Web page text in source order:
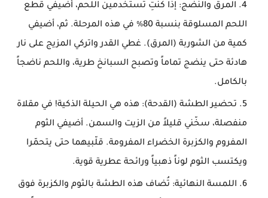
المرق والنضج: إذا كنتِ تستخدمين اللحم، أضيفي قطع
اللحم المسلوقة بنسبة 80٪ في هذه المرحلة. ثم، أضيفي
كمية من الشوربة (المرق). غطي القدر واتركي المزيج على نار
هادئة حتى ينضج تماماً وتصبح السبانخ طرية، واللحم ناضجاً
بالكامل.
تحضير الطشة (القدحة): هذه هي الحيلة الذكية! في مقلاة
منفصلة، سخّني قليلاً من الزيت والسمن. أضيفي الثوم
المفروم والكزبرة الخضراء المفرومة. قلّبيهما حتى يتحمّرا
ويكتسب الثوم لوناً ذهبياً ورائحة عطرية قوية.
اللمسة النهائية: تُضاف هذه الطشة بالثوم والكزبرة فوق